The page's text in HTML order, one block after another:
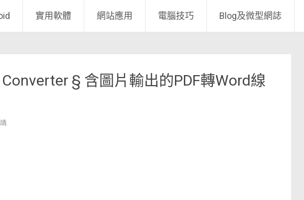
實用軟體 網站應用 電腦技巧 Blog及微型網誌
Converter § 含圖片輸出的PDF轉Word線